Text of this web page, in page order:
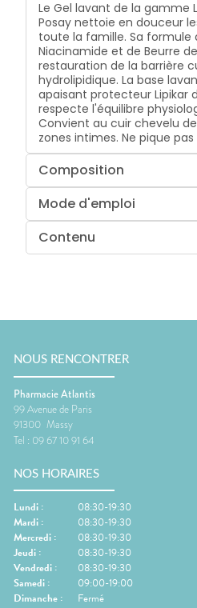
Le Gel lavant de la gamme
Posay nettoie en douceur
toute la famille. Sa formule
Niacinamide et de Beurre
restauration de la barrière
hydrolipidique. La base
apaisant protecteur Lipikar
respecte l'équilibre
Convient au cuir chevelu
zones intimes. Ne pique pas
Composition
Mode d'emploi
Contenu
NOUS RENCONTRER
Pharmacie Atlantis
99 Avenue de Paris
91300 Massy
Tel : 09 67 10 91 64
NOS HORAIRES
Lundi :
08:30-19:30
Mardi :
08:30-19:30
Mercredi :
08:30-19:30
Jeudi :
08:30-19:30
Vendredi :
08:30-19:30
Samedi :
09:00-19:00
Dimanche : Fermé